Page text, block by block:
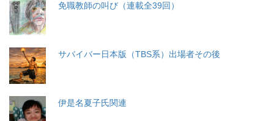
免職教師の叫び（連載全39回）
サバイバー日本版（TBS系）出場者その後
伊是名夏子氏関連